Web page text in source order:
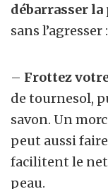
débarrasser la
sans l’agresser :
– Frottez
de tournesol,
savon. Un
peut aussi
facilitent le
peau.